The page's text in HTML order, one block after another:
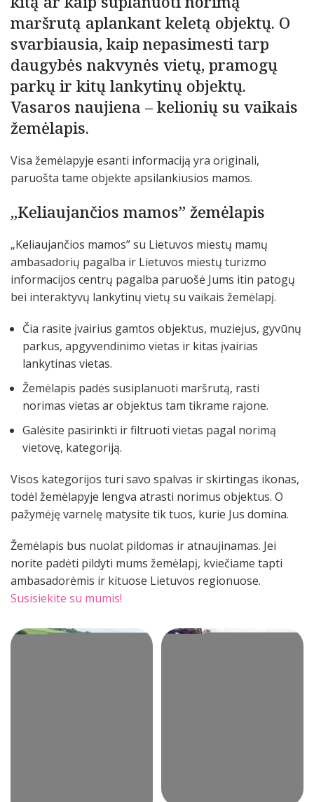
maršrutą aplankant keletą objektų. O
svarbiausia, kaip nepasimesti tarp
daugybės nakvynės vietų, pramogų
parkų ir kitų lankytinų objektų.
Vasaros naujiena – kelionių su vaikais
žemėlapis.
Visa žemėlapyje esanti informaciją yra originali,
paruošta tame objekte apsilankiusios mamos.
„Keliaujančios mamos” žemėlapis
„Keliaujančios mamos” su Lietuvos miestų mamų
ambasadorių pagalba ir Lietuvos miestų turizmo
informacijos centrų pagalba paruošė Jums itin patogų
bei interaktyvų lankytinų vietų su vaikais žemėlapį.
Čia rasite įvairius gamtos objektus, muziejus, gyvūnų
parkus, apgyvendinimo vietas ir kitas įvairias
lankytinas vietas.
Žemėlapis padės susiplanuoti maršrutą, rasti
norimas vietas ar objektus tam tikrame rajone.
Galėsite pasirinkti ir filtruoti vietas pagal norimą
vietovę, kategoriją.
Visos kategorijos turi savo spalvas ir skirtingas ikonas,
todėl žemėlapyje lengva atrasti norimus objektus. O
pažymėję varnelę matysite tik tuos, kurie Jus domina.
Žemėlapis bus nuolat pildomas ir atnaujinamas. Jei
norite padėti pildyti mums žemėlapį, kviečiame tapti
ambasadorėmis ir kituose Lietuvos regionuose.
Susisiekite su mumis!